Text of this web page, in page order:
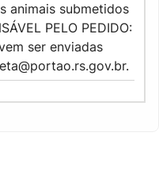
animais submetidos
PELO PEDIDO:
ser enviadas